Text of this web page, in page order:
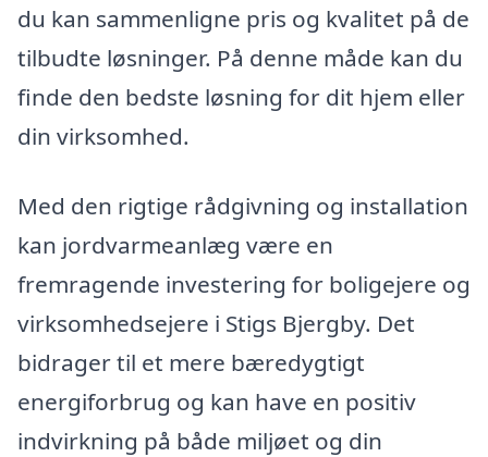
du kan sammenligne pris og kvalitet på de
tilbudte løsninger. På denne måde kan du
finde den bedste løsning for dit hjem eller
din virksomhed.
Med den rigtige rådgivning og installation
kan jordvarmeanlæg være en
fremragende investering for boligejere og
virksomhedsejere i Stigs Bjergby. Det
bidrager til et mere bæredygtigt
energiforbrug og kan have en positiv
indvirkning på både miljøet og din